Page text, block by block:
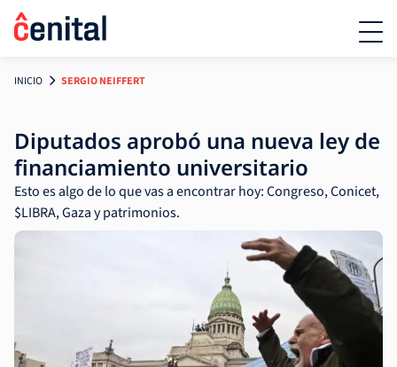
INICIO SERGIO NEIFFERT
Diputados aprobó una nueva ley de
financiamiento universitario
Esto es algo de lo que vas a encontrar hoy: Congreso, Conicet,
$LIBRA, Gaza y patrimonios.